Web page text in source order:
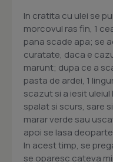
In cratita cu ulei se
morcovul ras fin, 1
pana scade apa; se
curatate, daca e
marunt; dupa ce a
pasta de ardei, 1
scazut si a iesit
spalat si scurs, sare
marar verde sau
apoi se lasa
In acest timp, se
se oparesc cateva